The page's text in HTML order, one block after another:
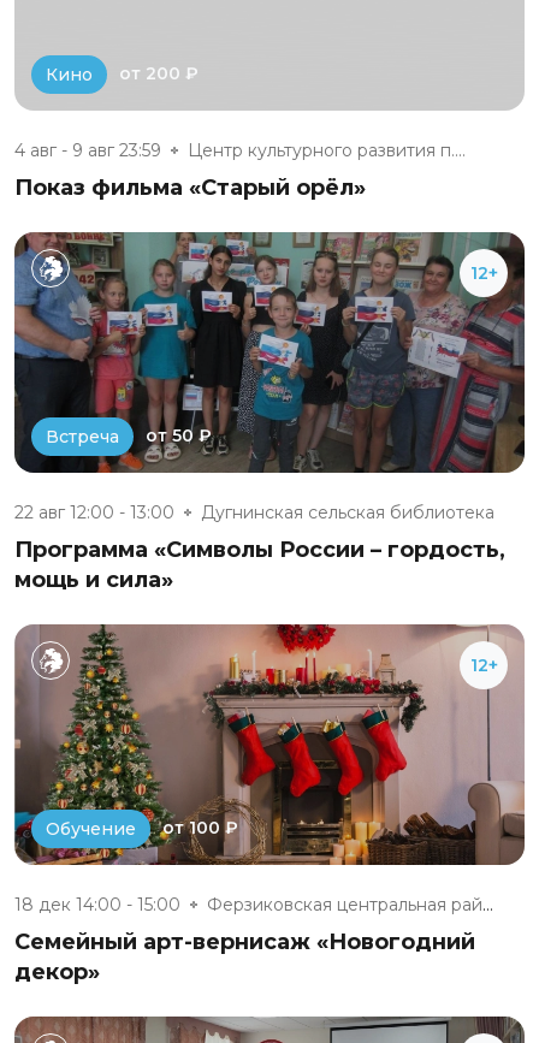
Кино от 200 ₽
4 авг - 9 авг 23:59 Центр культурного развития п....
Показ фильма «Старый орёл»
12+
Встреча от 50 ₽
22 авг 12:00 - 13:00 Дугнинская сельская библиотека
Программа «Символы России – гордость,
мощь и сила»
12+
Обучение от 100 ₽
18 дек 14:00 - 15:00 Ферзиковская центральная район...
Семейный арт-вернисаж «Новогодний
декор»